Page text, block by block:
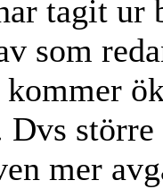
tagit ur
som
kommer
Dvs
mer